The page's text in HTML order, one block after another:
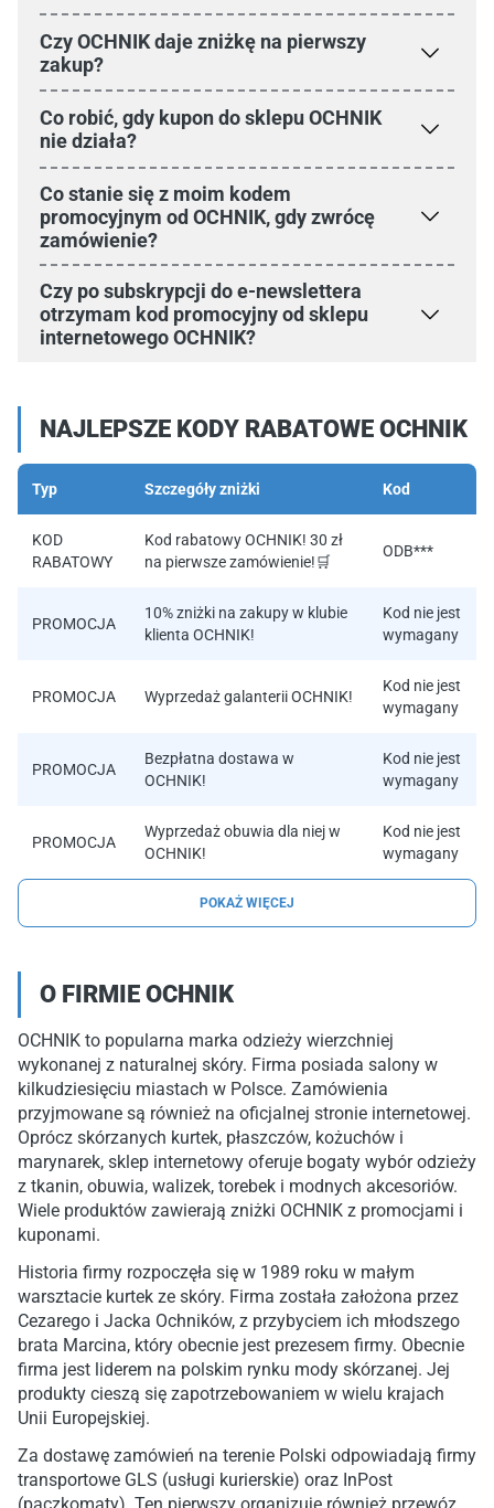
Czy OCHNIK daje zniżkę na pierwszy
zakup?
Co robić, gdy kupon do sklepu OCHNIK
nie działa?
Co stanie się z moim kodem
promocyjnym od OCHNIK, gdy zwrócę
zamówienie?
Czy po subskrypcji do e-newslettera
otrzymam kod promocyjny od sklepu
internetowego OCHNIK?
NAJLEPSZE KODY RABATOWE OCHNIK
Typ Szczegóły zniżki Kod
KOD
RABATOWY
Kod rabatowy OCHNIK! 30 zł
na pierwsze zamówienie!🛒
ODB***
PROMOCJA
10% zniżki na zakupy w klubie
klienta OCHNIK!
Kod nie jest
wymagany
PROMOCJA Wyprzedaż galanterii OCHNIK!
Kod nie jest
wymagany
PROMOCJA
Bezpłatna dostawa w
OCHNIK!
Kod nie jest
wymagany
PROMOCJA
Wyprzedaż obuwia dla niej w
OCHNIK!
Kod nie jest
wymagany
POKAŻ WIĘCEJ
O FIRMIE OCHNIK
OCHNIK to popularna marka odzieży wierzchniej
wykonanej z naturalnej skóry. Firma posiada salony w
kilkudziesięciu miastach w Polsce. Zamówienia
przyjmowane są również na oficjalnej stronie internetowej.
Oprócz skórzanych kurtek, płaszczów, kożuchów i
marynarek, sklep internetowy oferuje bogaty wybór odzieży
z tkanin, obuwia, walizek, torebek i modnych akcesoriów.
Wiele produktów zawierają zniżki OCHNIK z promocjami i
kuponami.
Historia firmy rozpoczęła się w 1989 roku w małym
warsztacie kurtek ze skóry. Firma została założona przez
Cezarego i Jacka Ochników, z przybyciem ich młodszego
brata Marcina, który obecnie jest prezesem firmy. Obecnie
firma jest liderem na polskim rynku mody skórzanej. Jej
produkty cieszą się zapotrzebowaniem w wielu krajach
Unii Europejskiej.
Za dostawę zamówień na terenie Polski odpowiadają firmy
transportowe GLS (usługi kurierskie) oraz InPost